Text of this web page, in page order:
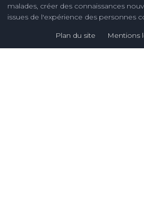
malades, créer des connaissances
issues de l'expérience des personnes
Plan du site Mentions